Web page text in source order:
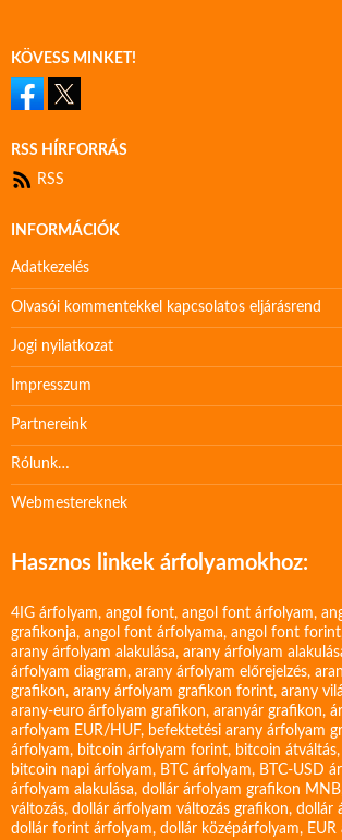
KÖVESS MINKET!
RSS HÍRFORRÁS
RSS
INFORMÁCIÓK
Adatkezelés
Olvasói kommentekkel kapcsolatos eljárásrend
Jogi nyilatkozat
Impresszum
Partnereink
Rólunk…
Webmestereknek
Hasznos linkek árfolyamokhoz:
4IG árfolyam, angol font, angol font árfolyam,
grafikonja, angol font árfolyama, angol font forint
arany árfolyam alakulása, arany árfolyam
árfolyam diagram, arany árfolyam előrejelzés,
grafikon, arany árfolyam grafikon forint, arany
arany-euro árfolyam grafikon, aranyár grafikon,
arfolyam EUR/HUF, befektetési arany árfolyam
árfolyam, bitcoin árfolyam forint, bitcoin átváltás,
bitcoin napi árfolyam, BTC árfolyam, BTC-USD
árfolyam alakulása, dollár árfolyam grafikon MNB
változás, dollár árfolyam változás grafikon, dollár
dollár forint árfolyam, dollár középárfolyam,